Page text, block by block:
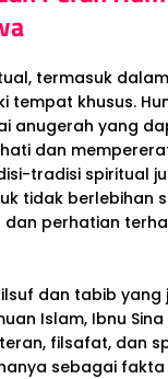
termasuk
tempat khusus.
anugerah yang
dan
tradisi spiritual
tidak berlebihan
dan perhatian
dan tabib yang
Islam, Ibnu
filsafat, dan
sebagai